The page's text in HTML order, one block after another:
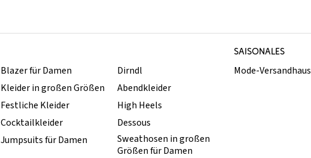
SAISONALES
Blazer für Damen
Kleider in großen Größen
Festliche Kleider
Cocktailkleider
Jumpsuits für Damen
Dirndl
Abendkleider
High Heels
Dessous
Sweathosen in großen
Größen für Damen
Mode-Versandhaus